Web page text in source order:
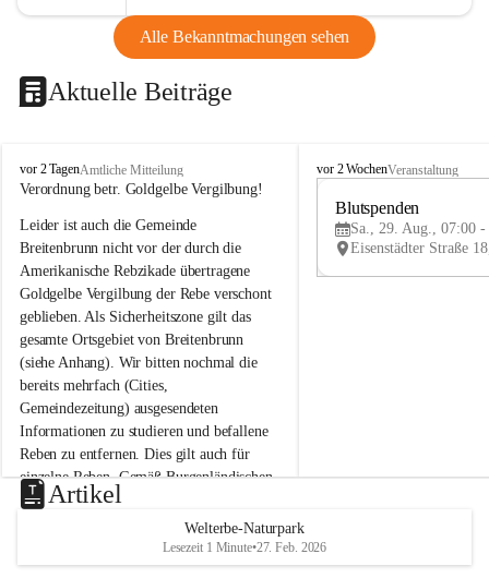
Alle Bekanntmachungen sehen
Aktuelle Beiträge
B
r
i
t
e
n
b
r
u
n
n
a
m
N
e
u
s
d
vor 2 TagenAmtliche Mitteilung
Verordnung betr. Goldgelbe Vergilbung!
Leider ist auch die Gemeinde
Breitenbrunn nicht vor der durch die
Amerikanische Rebzikade übertragene
Goldgelbe Vergilbung der Rebe verschont
geblieben. Als Sicherheitszone gilt das
gesamte Ortsgebiet von Breitenbrunn
(siehe Anhang). Wir bitten nochmal die
bereits mehrfach (Cities,
Gemeindezeitung) ausgesendeten
Informationen zu studieren und befallene
Reben zu entfernen. Dies gilt auch für
einzelne Reben. Gemäß Burgenländischen
Weinbaugesetz sind nicht gepflegte oder
unzulässige Weingärten zu roden! Bitte
helfen wir zusammen um unsere Winzer
vor den prognostizierten Ernteausfällen
B
e
u
e
d
vor 2 WochenVeranstaltung
Blutspenden
Sa., 29. Aug., 07:00 -
Artikel
Welterbe-Naturpark
Lesezeit 1 Minute•27. Feb. 2026